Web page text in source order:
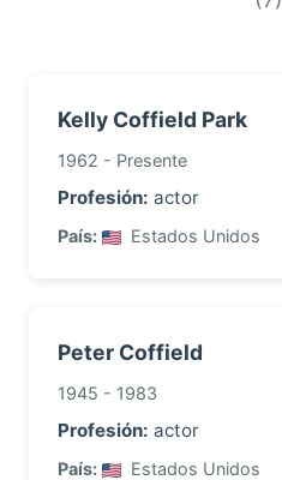
Kelly Coffield Park
1962 - Presente
Profesión: actor
País: Estados Unidos
Peter Coffield
1945 - 1983
Profesión: actor
País: Estados Unidos